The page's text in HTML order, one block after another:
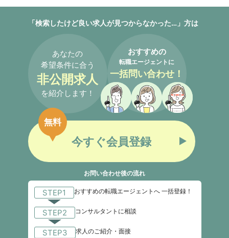
「検索したけど良い求人が見つからなかった…」方は
あなたの
希望条件に合う
非公開求人
を紹介します！
おすすめの
転職エージェントに
一括問い合わせ！
今すぐ会員登録
無料
お問い合わせ後の流れ
STEP1 おすすめの転職エージェントへ 一括登録！
STEP2 コンサルタントに相談
STEP3 求人のご紹介・面接